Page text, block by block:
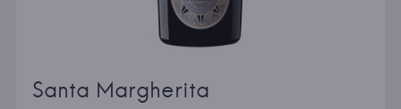
Santa Margherita